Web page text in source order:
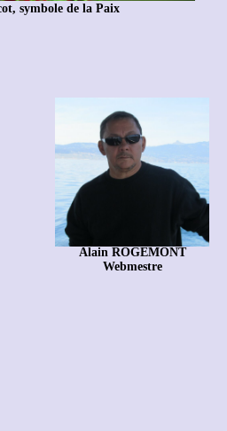
symbole de la Paix
Alain ROGEMONT
Webmestre